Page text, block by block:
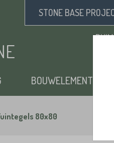
STONE BASE
BOUWELEMENTEN
80x80